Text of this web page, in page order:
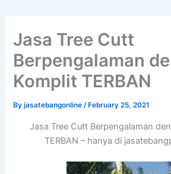
Jasa Tree Cutt
Berpengalaman
Komplit TERBAN
Byjasatebangonline/ February 25, 2021
Jasa Tree Cutt Berpengalaman
TERBAN – hanya di